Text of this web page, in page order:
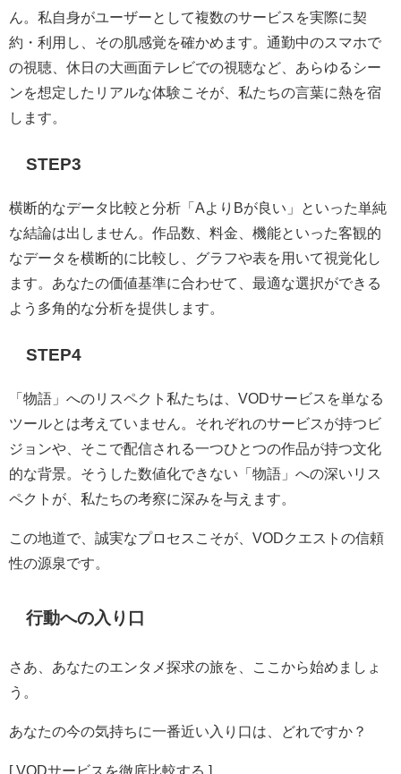
ん。私自身がユーザーとして複数のサービスを実際に契
約・利用し、その肌感覚を確かめます。通勤中のスマホで
の視聴、休日の大画面テレビでの視聴など、あらゆるシー
ンを想定したリアルな体験こそが、私たちの言葉に熱を宿
します。
STEP3
横断的なデータ比較と分析「AよりBが良い」といった単純
な結論は出しません。作品数、料金、機能といった客観的
なデータを横断的に比較し、グラフや表を用いて視覚化し
ます。あなたの価値基準に合わせて、最適な選択ができる
よう多角的な分析を提供します。
STEP4
「物語」へのリスペクト私たちは、VODサービスを単なる
ツールとは考えていません。それぞれのサービスが持つビ
ジョンや、そこで配信される一つひとつの作品が持つ文化
的な背景。そうした数値化できない「物語」への深いリス
ペクトが、私たちの考察に深みを与えます。
この地道で、誠実なプロセスこそが、VODクエストの信頼
性の源泉です。
行動への入り口
さあ、あなたのエンタメ探求の旅を、ここから始めましょ
う。
あなたの今の気持ちに一番近い入り口は、どれですか？
[ VODサービスを徹底比較する ]